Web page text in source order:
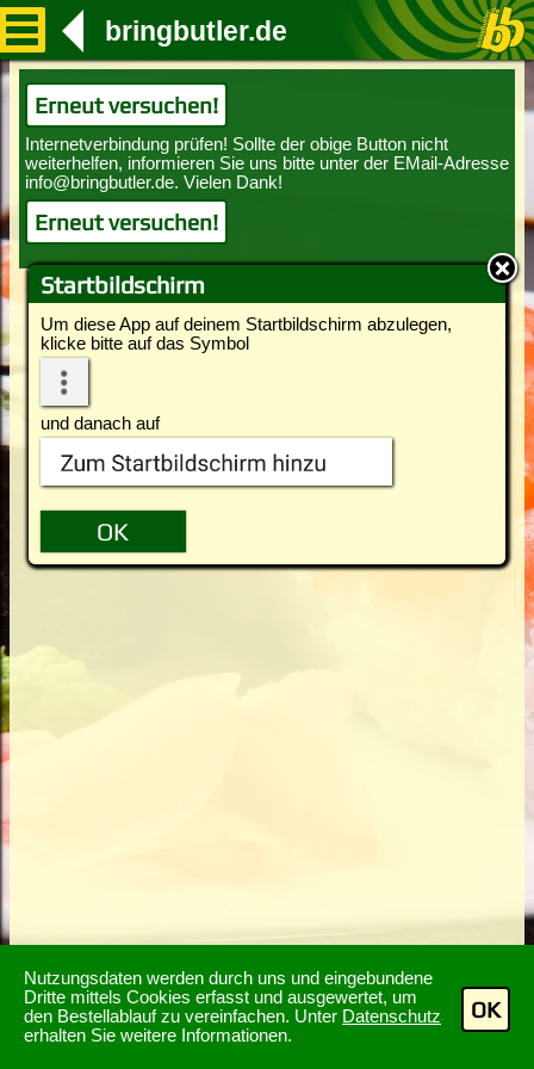
Nutzungsdaten werden durch uns und eingebundene
Dritte mittels Cookies erfasst und ausgewertet, um
den Bestellablauf zu vereinfachen. Unter Datenschutz
erhalten Sie weitere Informationen.
OK
Startbildschirm
Um diese App auf deinem Startbildschirm abzulegen,
klicke bitte auf das Symbol
und danach auf
bringbutler.de
Erneut versuchen!
Erneut versuchen!